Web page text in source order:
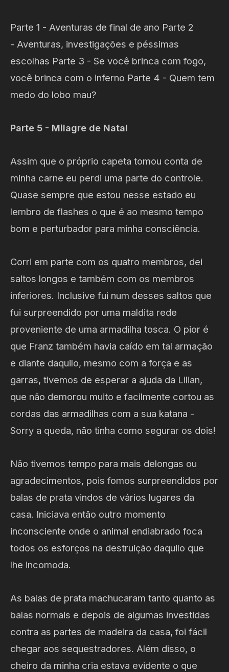
Parte 1 - Aventuras de final de ano Parte 2
- Aventuras, investigações e péssimas
escolhas Parte 3 - Se você brinca com fogo,
você brinca com o inferno Parte 4 - Quem tem
medo do lobo mau?
Parte 5 - Milagre de Natal
Assim que o próprio capeta tomou conta de
minha carne eu perdi uma parte do controle.
Quase sempre que estou nesse estado eu
lembro de flashes o que é ao mesmo tempo
bom e perturbador para minha consciência.
Corri em parte com os quatro membros, dei
saltos longos e também com os membros
inferiores. Inclusive fui num desses saltos que
fui surpreendido por uma maldita rede
proveniente de uma armadilha tosca. O pior é
que Franz também havia caído em tal armação
e diante daquilo, mesmo com a força e as
garras, tivemos de esperar a ajuda da Lilian,
que não demorou muito e facilmente cortou as
cordas das armadilhas com a sua katana -
Sorry a queda, não tinha como segurar os dois!
Não tivemos tempo para mais delongas ou
agradecimentos, pois fomos surpreendidos por
balas de prata vindos de vários lugares da
casa. Iniciava então outro momento
inconsciente onde o animal endiabrado foca
todos os esforços na destruição daquilo que
lhe incomoda.
As balas de prata machucaram tanto quanto as
balas normais e depois de algumas investidas
contra as partes de madeira da casa, foi fácil
chegar aos sequestradores. Além disso, o
cheiro da minha cria estava evidente o que